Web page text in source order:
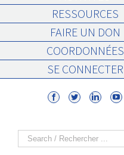
RESSOURCES
FAIRE UN DON
COORDONNÉES
SE CONNECTER
Search